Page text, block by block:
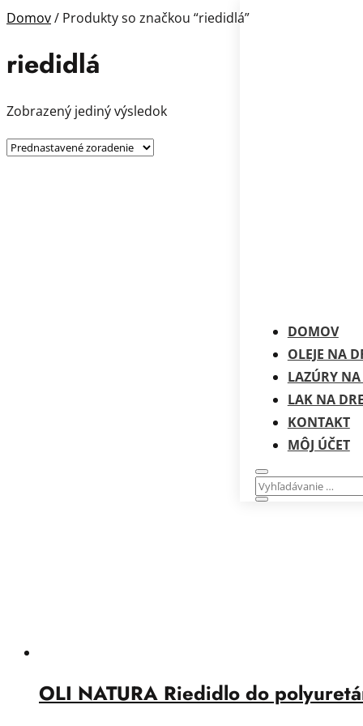
DOMOV
OLEJE NA
LAZÚRY
LAK NA
KONTAKT
MÔJ ÚČET
Domov/ Produkty so značkou “riedidlá”
riedidlá
Zobrazený jediný výsledok
OLI NATURA Riedidlo do